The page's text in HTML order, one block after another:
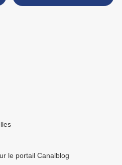
GRUYERE >
le portail Canalblog